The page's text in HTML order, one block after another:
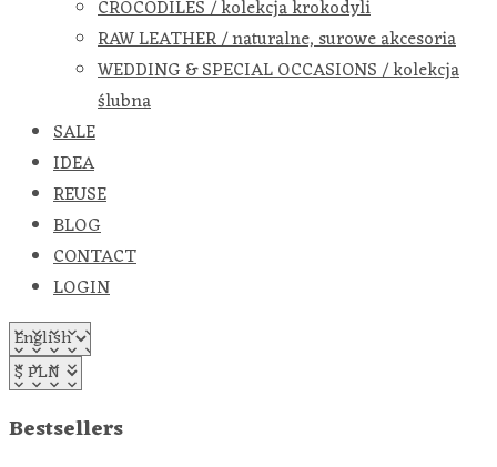
CROCODILES / kolekcja krokodyli
RAW LEATHER / naturalne, surowe akcesoria
WEDDING & SPECIAL OCCASIONS / kolekcja
ślubna
SALE
IDEA
REUSE
BLOG
CONTACT
LOGIN
Bestsellers